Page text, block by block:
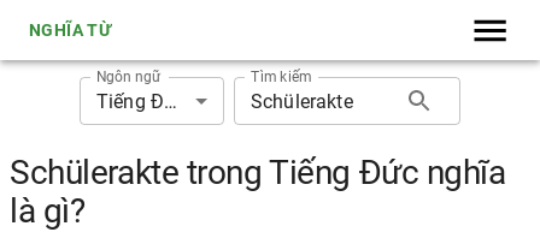
NGHĨA TỪ
Ngôn ngữ
Tiếng Đức
Tìm kiếm
Schülerakte trong Tiếng Đức nghĩa
là gì?